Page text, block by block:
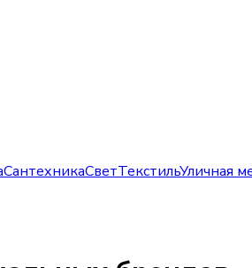
СантехникаСветТекстильУличная